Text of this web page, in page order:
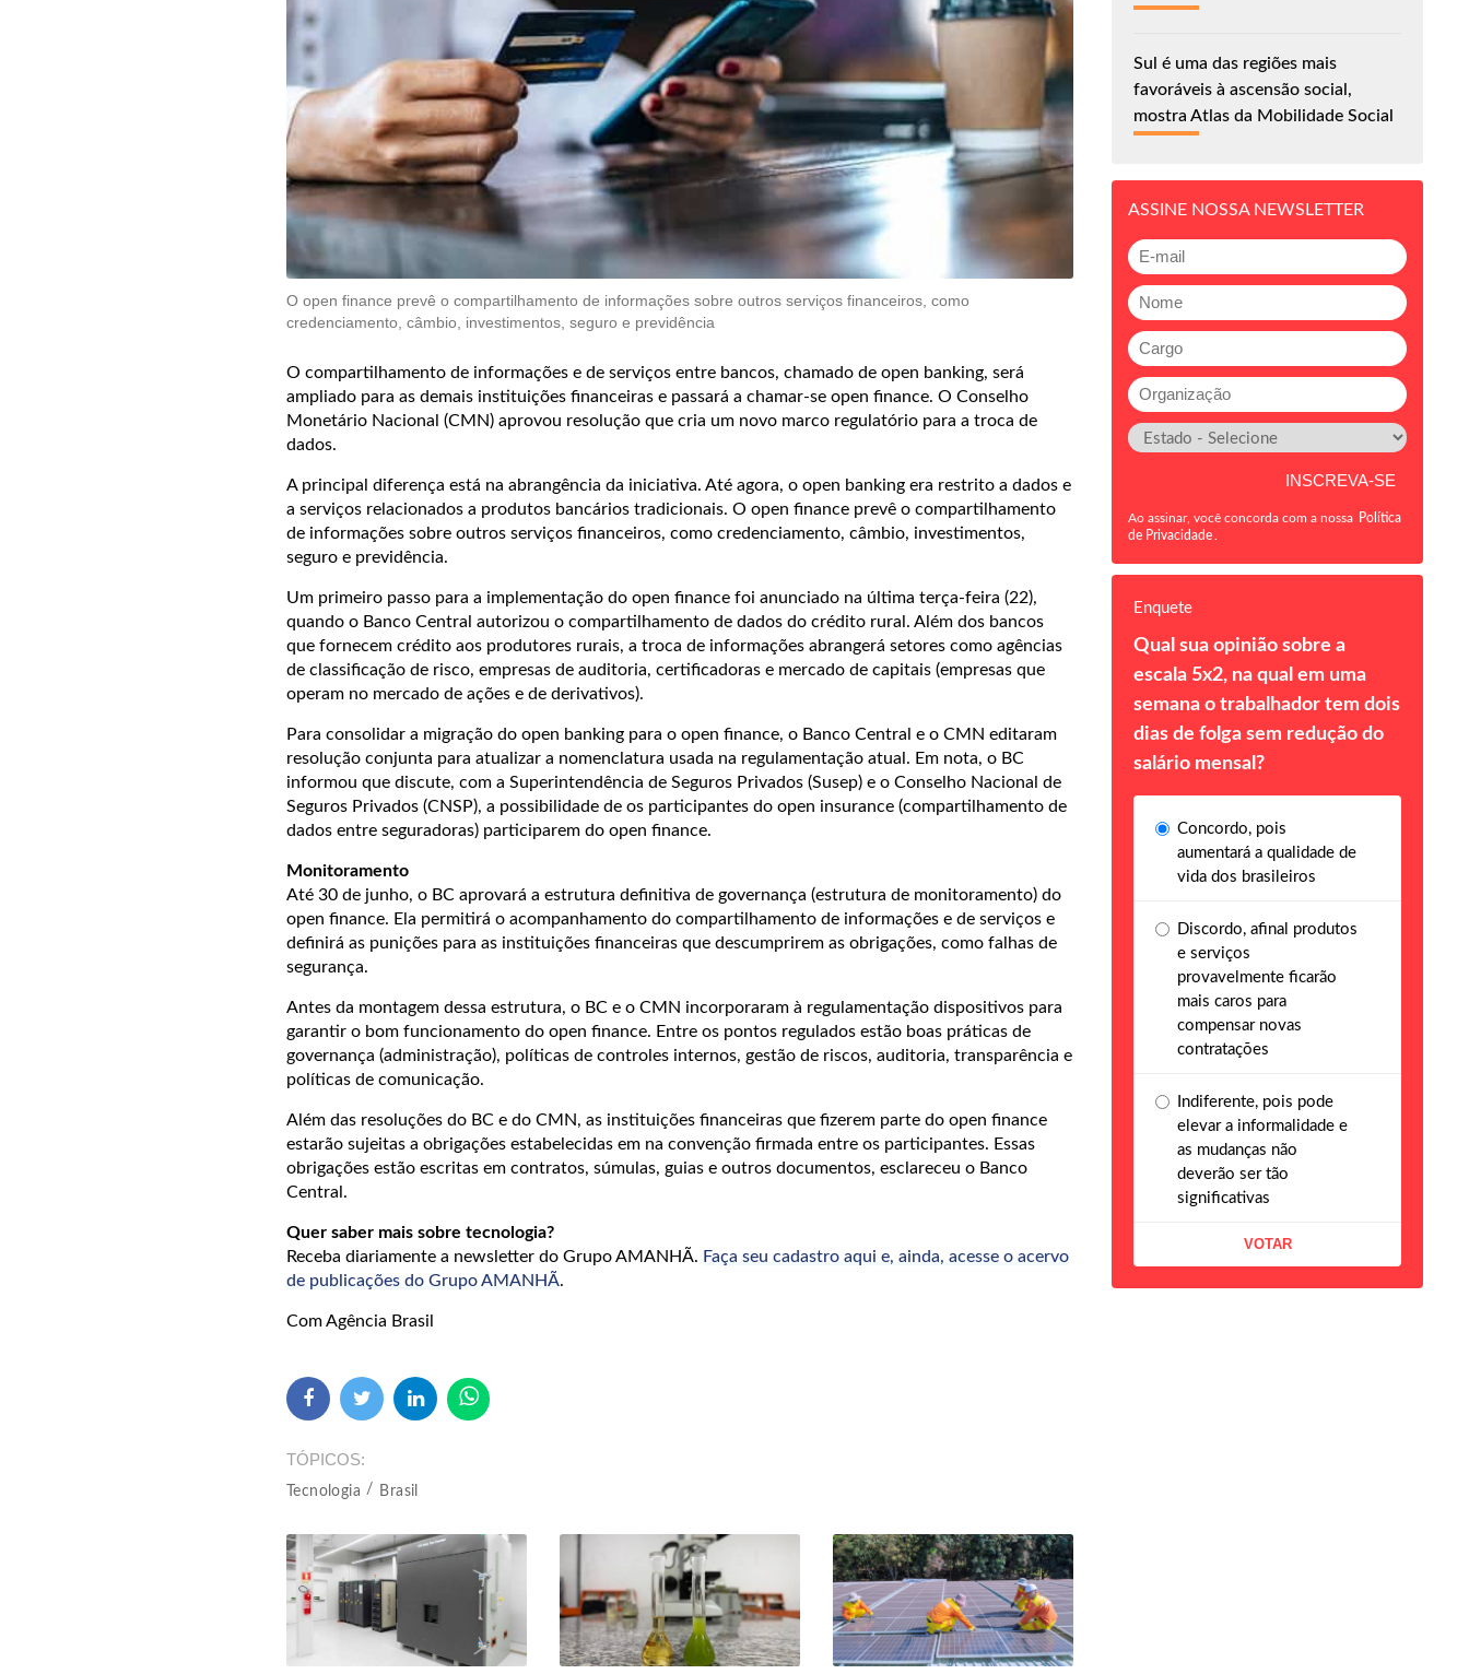
O open finance prevê o compartilhamento de informações sobre outros serviços financeiros, como
credenciamento, câmbio, investimentos, seguro e previdência
O compartilhamento de informações e de serviços entre bancos, chamado de open banking, será
ampliado para as demais instituições financeiras e passará a chamar-se open finance. O Conselho
Monetário Nacional (CMN) aprovou resolução que cria um novo marco regulatório para a troca de
dados.
A principal diferença está na abrangência da iniciativa. Até agora, o open banking era restrito a dados e
a serviços relacionados a produtos bancários tradicionais. O open finance prevê o compartilhamento
de informações sobre outros serviços financeiros, como credenciamento, câmbio, investimentos,
seguro e previdência.
Um primeiro passo para a implementação do open finance foi anunciado na última terça-feira (22),
quando o Banco Central autorizou o compartilhamento de dados do crédito rural. Além dos bancos
que fornecem crédito aos produtores rurais, a troca de informações abrangerá setores como agências
de classificação de risco, empresas de auditoria, certificadoras e mercado de capitais (empresas que
operam no mercado de ações e de derivativos).
Para consolidar a migração do open banking para o open finance, o Banco Central e o CMN editaram
resolução conjunta para atualizar a nomenclatura usada na regulamentação atual. Em nota, o BC
informou que discute, com a Superintendência de Seguros Privados (Susep) e o Conselho Nacional de
Seguros Privados (CNSP), a possibilidade de os participantes do open insurance (compartilhamento de
dados entre seguradoras) participarem do open finance.
Monitoramento
Até 30 de junho, o BC aprovará a estrutura definitiva de governança (estrutura de monitoramento) do
open finance. Ela permitirá o acompanhamento do compartilhamento de informações e de serviços e
definirá as punições para as instituições financeiras que descumprirem as obrigações, como falhas de
segurança.
Antes da montagem dessa estrutura, o BC e o CMN incorporaram à regulamentação dispositivos para
garantir o bom funcionamento do open finance. Entre os pontos regulados estão boas práticas de
governança (administração), políticas de controles internos, gestão de riscos, auditoria, transparência e
políticas de comunicação.
Além das resoluções do BC e do CMN, as instituições financeiras que fizerem parte do open finance
estarão sujeitas a obrigações estabelecidas em na convenção firmada entre os participantes. Essas
obrigações estão escritas em contratos, súmulas, guias e outros documentos, esclareceu o Banco
Central.
Quer saber mais sobre tecnologia?
Receba diariamente a newsletter do Grupo AMANHÃ. Faça seu cadastro aqui e, ainda, acesse o acervo
de publicações do Grupo AMANHÃ.
Com Agência Brasil
TÓPICOS
Tecnologia Brasil
Sul é uma das regiões mais
favoráveis à ascensão social,
mostra Atlas da Mobilidade Social
ASSINE NOSSA NEWSLETTER
Ao assinar, você concorda com a nossa Política
de Privacidade
Enquete
Qual sua opinião sobre a
escala 5x2, na qual em uma
semana o trabalhador tem dois
dias de folga sem redução do
salário mensal?
Concordo, pois
aumentará a qualidade de
vida dos brasileiros
Discordo, afinal produtos
e serviços
provavelmente ficarão
mais caros para
compensar novas
contratações
Indiferente, pois pode
elevar a informalidade e
as mudanças não
deverão ser tão
significativas